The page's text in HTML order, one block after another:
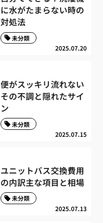
に水がたまらない時の
対処法
2025.07.20
未分類
便がスッキリ流れない
その不調と隠れたサイ
ン
2025.07.15
未分類
ユニットバス交換費用
の内訳主な項目と相場
2025.07.13
未分類